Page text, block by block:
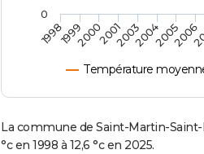
Température
19981999200020012003200420052006
0
La commune de Saint-Martin-
°c en 1998 à 12,6 °c en 2025.